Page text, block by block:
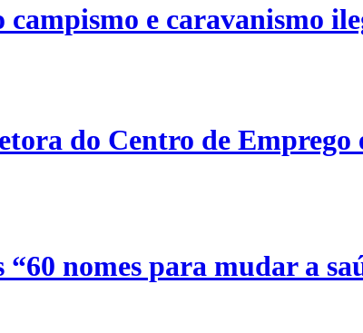
e caravanismo
do Centro de Emprego
nomes para mudar a